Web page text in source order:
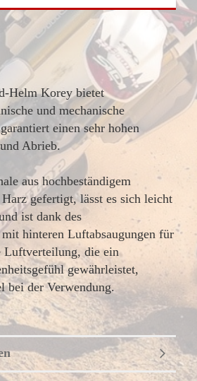
Helm Korey bietet
und mechanische
einen sehr hohen
Abrieb.
aus hochbeständigem
gefertigt, lässt es sich leicht
ist dank des
hinteren Luftabsaugungen für
Luftverteilung, die ein
gewährleistet,
bei der Verwendung.